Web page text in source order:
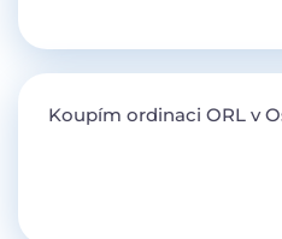
Koupím ordinaci ORL v